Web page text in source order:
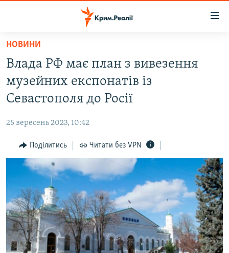
Перейти
основного
матеріалу
Перейти
до
основної
навігації
Перейти
до
пошуку
ВОДА.КРИМ
ВІДЕО ТА ФОТО
БЛОГИ
ПОГЛЯД
ІНТЕРВ'Ю
ВСЕ ЗА ДЕНЬ
СПЕЦПРОЕКТИ
ДЕПОРТАЦІЯ
ВІДЕОУРОКИ «ELIFBE»
ЯК ОБІЙТИ БЛОКУВАННЯ
Русский
НОВИНИ
Влада РФ має план з вивезення
музейних експонатів із
Севастополя до Росії
25 вересень 2023, 10:42
Поділитись Читати без VPN